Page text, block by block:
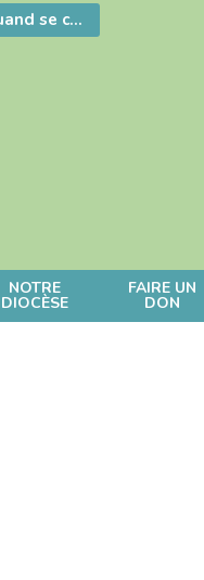
NOTRE
DIOCÈSE
FAIRE UN
DON
Où et quand se confesser ?